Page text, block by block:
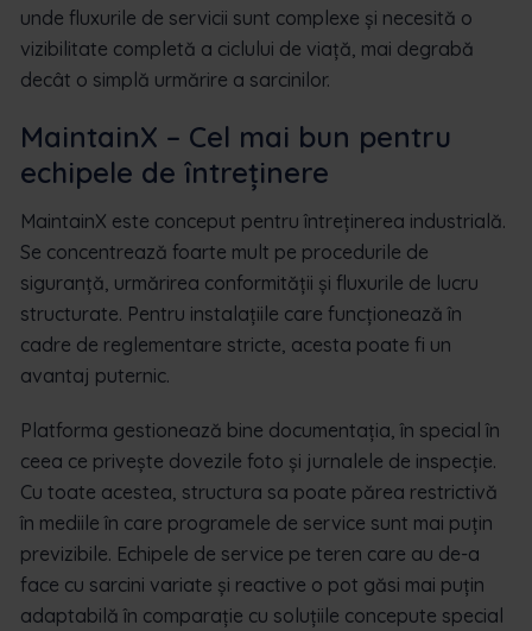
unde fluxurile de servicii sunt complexe și necesită o
vizibilitate completă a ciclului de viață, mai degrabă
decât o simplă urmărire a sarcinilor.
MaintainX – Cel mai bun pentru
echipele de întreținere
MaintainX este conceput pentru întreținerea industrială.
Se concentrează foarte mult pe procedurile de
siguranță, urmărirea conformității și fluxurile de lucru
structurate. Pentru instalațiile care funcționează în
cadre de reglementare stricte, acesta poate fi un
avantaj puternic.
Platforma gestionează bine documentația, în special în
ceea ce privește dovezile foto și jurnalele de inspecție.
Cu toate acestea, structura sa poate părea restrictivă
în mediile în care programele de service sunt mai puțin
previzibile. Echipele de service pe teren care au de-a
face cu sarcini variate și reactive o pot găsi mai puțin
adaptabilă în comparație cu soluțiile concepute special